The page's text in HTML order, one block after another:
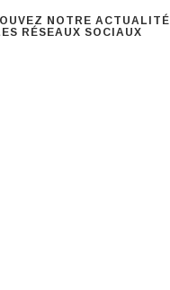
NOTRE ACTUALITÉ
RÉSEAUX SOCIAUX